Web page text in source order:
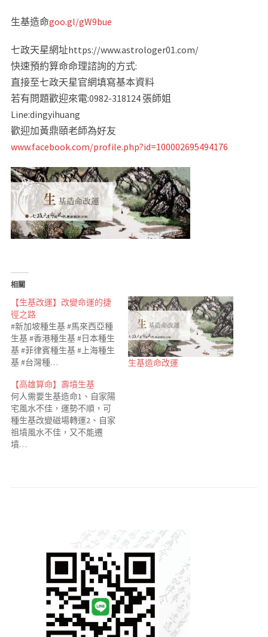
生基造命goo.gl/gW9bue
七政天星網址https://www.astrologer01.com/
快速預約算命命理諮詢的方式:
直接至七政天星官網填寫基本資料
若有問題歡迎來電:0982-318124 張師姐
Line:dingyihuang
歡迎加黃鼎頤老師為好友
www.facebook.com/profile.php?id=100002695494176
相關
【生基改運】改變命運的捷
徑之路
#新加坡種生基 #馬來西亞種
生基 #香港種生基 #日本種生
基 #菲律賓種生基 #上海種生
基 #台灣種…
生基造命改運
【高雄算命】壽墳生基
何人需要生基造命1、自家陽
宅風水不佳，運勢不順，可
種生基改變磁場轉運2、自家
祖墳風水不佳，又不能遷
墳…